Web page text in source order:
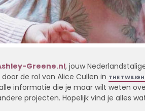
Greene.nl, jouw
de rol van Alice Cullen in THE
informatie die je maar wilt weten
projecten. Hopelijk vind je alles